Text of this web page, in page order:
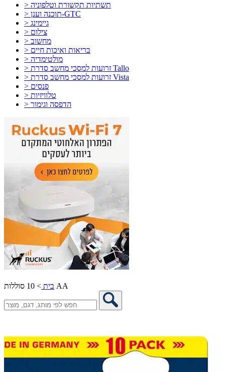
> תשתיות תקשורת וטלפוניה
> תוכנה וענן-GTC
> גיימינג
> צילום
> מחשוב
> בריאות ואיכות חיים
> מולטימדיה
> זרועות למסכי מחשב סדרת Tallo
> זרועות למסכי מחשב סדרת Vista
> פנסים
> טלוויזיות
> הדפסה וגימור
בית > 10 סוללות AA